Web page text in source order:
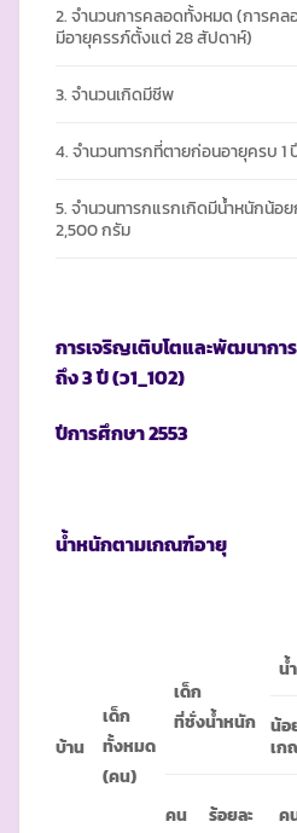
2. จำนวนการคลอดทั้งหมด (การคล
มีอายุครรภ์ตั้งแต่ 28 สัปดาห์)
3. จำนวนเกิดมีชีพ
4. จำนวนทารกที่ตายก่อนอายุครบ 1
5. จำนวนทารกแรกเกิดมีน้ำหนักน้อ
2,500 กรัม
การเจริญเติบโตและพัฒนากา
ถึง3 ปี (ว1_102)
ปีการศึกษา2553
น้ำหนักตามเกณฑ์อายุ
บ้าน
เด็ก
ทั้งหมด
(คน)
เด็ก
ที่ชั่งน้ำหนัก
น้
น้อ
เก
คน ร้อยละ ค